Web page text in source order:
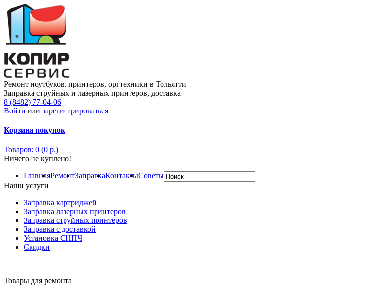
Ремонт ноутбуков, принтеров, оргтехники в Тольятти
Заправка струйных и лазерных принтеров, доставка
8 (8482) 77-04-06
Войти или зарегистрироваться
Корзина покупок
Товаров: 0 (0 р.)
Ничего не куплено!
ГлавнаяРемонтЗаправкаКонтактыСоветы
Наши услуги
Заправка картриджей
Заправка лазерных принтеров
Заправка струйных принтеров
Заправка с доставкой
Установка СНПЧ
Скидки
Товары для ремонта